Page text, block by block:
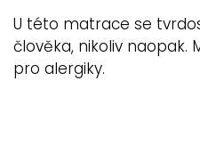
U této matrace se
člověka, nikoliv naopak.
pro alergiky.